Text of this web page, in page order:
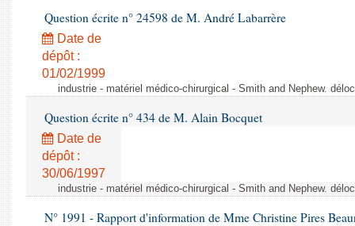
Question écrite n° 24598 de M. André Labarrère
Date de
dépôt :
01/02/1999
industrie - matériel médico-chirurgical - Smith and Nephew.
Question écrite n° 434 de M. Alain Bocquet
Date de
dépôt :
30/06/1997
industrie - matériel médico-chirurgical - Smith and Nephew.
N° 1991 - Rapport d'information de Mme Christine Pires